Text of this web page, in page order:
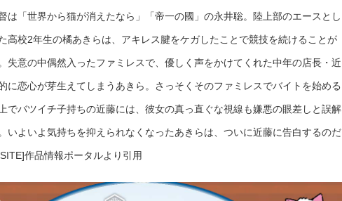
は「世界から猫が消えたなら」「帝一の國」の永井聡。陸上部のエースとし
高校2年生の橘あきらは、アキレス腱をケガしたことで競技を続けることが
失意の中偶然入ったファミレスで、優しく声をかけてくれた中年の店長・近
に恋心が芽生えてしまうあきら。さっそくそのファミレスでバイトを始める
でバツイチ子持ちの近藤には、彼女の真っ直ぐな視線も嫌悪の眼差しと誤解
いよいよ気持ちを抑えられなくなったあきらは、ついに近藤に告白するのだ
作品情報ポータルより引用